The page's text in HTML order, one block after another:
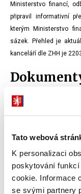
Tato webová
K personalizaci
poskytování
cookie. Informace
se svými partnery
Ministerstvo financí,
připravil informativní
kterým Ministerstvo
sázek.
Přehled je
kanceláří dle ZHH je